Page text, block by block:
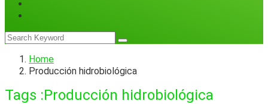
Home
Producción hidrobiológica
Tags :Producción hidrobiológica